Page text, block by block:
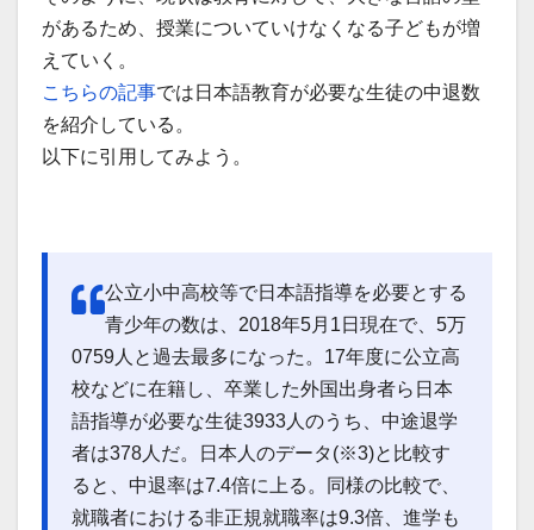
があるため、授業についていけなくなる子どもが増
えていく。
こちらの記事では日本語教育が必要な生徒の中退数
を紹介している。
以下に引用してみよう。
公立小中高校等で日本語指導を必要とする
青少年の数は、2018年5月1日現在で、5万
0759人と過去最多になった。17年度に公立高
校などに在籍し、卒業した外国出身者ら日本
語指導が必要な生徒3933人のうち、中途退学
者は378人だ。日本人のデータ(※3)と比較す
ると、中退率は7.4倍に上る。同様の比較で、
就職者における非正規就職率は9.3倍、進学も